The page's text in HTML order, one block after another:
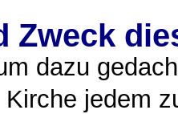
Zweck
dazu
Kirche jedem